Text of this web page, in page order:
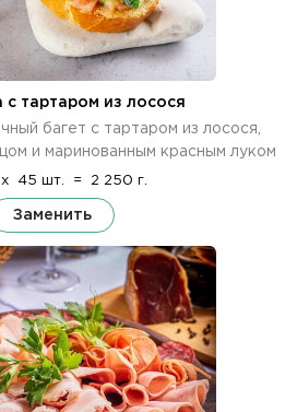
с тартаром из лосося
багет с тартаром из лосося,
и маринованным красным луком
x 45 шт. = 2 250 г.
Заменить